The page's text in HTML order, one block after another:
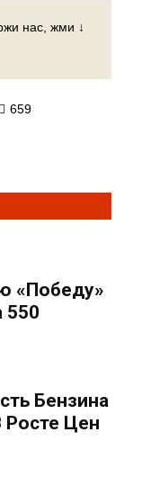
нас, жми ↓
659
«Победу»
550
Бензина
Росте Цен